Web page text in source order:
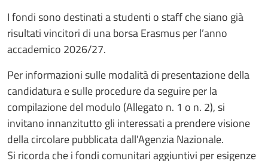
I fondi sono destinati a studenti o staff che siano già
risultati vincitori di una borsa Erasmus per l’anno
accademico 2026/27.
Per informazioni sulle modalità di presentazione della
candidatura e sulle procedure da seguire per la
compilazione del modulo (Allegato n. 1 o n. 2), si
invitano innanzitutto gli interessati a prendere visione
della circolare pubblicata dall'Agenzia Nazionale.
Si ricorda che i fondi comunitari aggiuntivi per esigenze